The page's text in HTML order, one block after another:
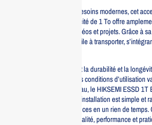
Conçu pour répondre aux besoins modernes, cet
rapidité et fiabilité. Sa capacité de 1 To offre
tous vos fichiers, photos, vidéos et projets. Grâce à
élégant, il est également facile à transporter,
Les utilisateurs apprécieront la durabilité et la
est conçu pour résister à des conditions d’utilisation
en déplacement ou au bureau, le HIKSEMI ESSD
accompagner. De plus, son installation est simple et
de profiter de ses performances en un rien de
de stockage qui combine qualité, performance et